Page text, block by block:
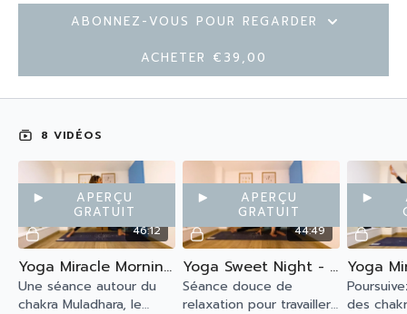
Abonnez-vous pour regarder
Acheter €39,00
8 VIDÉOS
46:12
Aperçu
gratuit
Yoga Miracle Morning - 1er Chakra Muladhara
Une séance autour du
chakra Muladhara, le
44:49
Aperçu
gratuit
Yoga Sweet Night - 1er Chakra Muladhara
Séance douce de
relaxation pour travailler
des